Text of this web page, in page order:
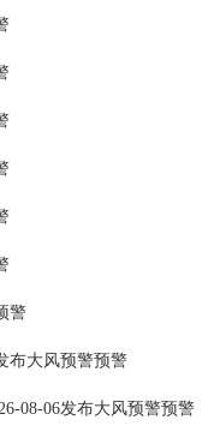
警
布大风预警预警
08-06发布大风预警预警